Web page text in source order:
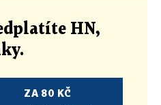
HN,
.
ZA 80 KČ